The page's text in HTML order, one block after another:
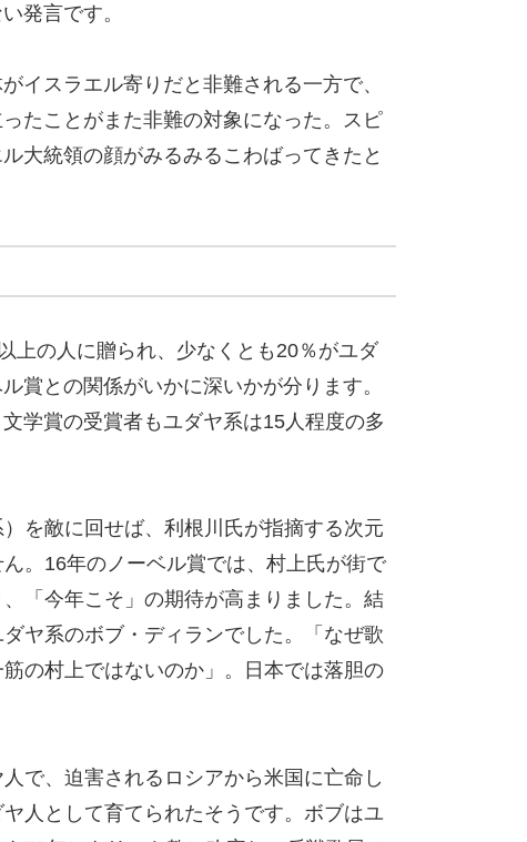
発言です。
イスラエル寄りだと非難される一方で、
たことがまた非難の対象になった。スピ
大統領の顔がみるみるこわばってきたと
上の人に贈られ、少なくとも20％がユダ
賞との関係がいかに深いかが分ります。
学賞の受賞者もユダヤ系は15人程度の多
を敵に回せば、利根川氏が指摘する次元
。16年のノーベル賞では、村上氏が街で
「今年こそ」の期待が高まりました。結
ヤ系のボブ・ディランでした。「なぜ歌
の村上ではないのか」。日本では落胆の
で、迫害されるロシアから米国に亡命し
人として育てられたそうです。ボブはユ